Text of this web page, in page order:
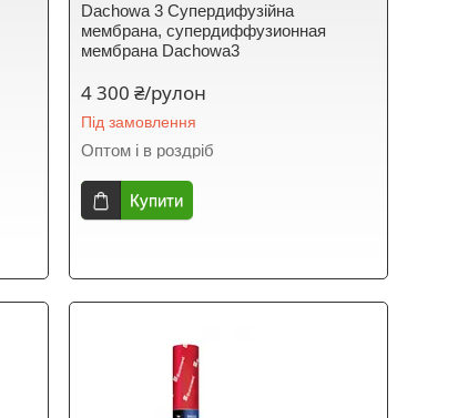
Dachowa 3 Супердифузійна
мембрана, супердиффузионная
мембрана Dachowa3
4 300 ₴/рулон
Під замовлення
Оптом і в роздріб
Купити